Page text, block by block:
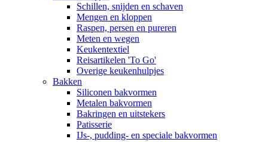
Schillen, snijden en schaven
Mengen en kloppen
Raspen, persen en pureren
Meten en wegen
Keukentextiel
Reisartikelen 'To Go'
Overige keukenhulpjes
Bakken
Siliconen bakvormen
Metalen bakvormen
Bakringen en uitstekers
Patisserie
IJs-, pudding- en speciale bakvormen